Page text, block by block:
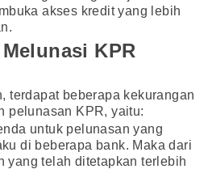
akses kredit yang lebih
KPR
terdapat beberapa kekurangan
pelunasan KPR, yaitu:
untuk pelunasan yang
di beberapa bank. Maka dari
yang telah ditetapkan terlebih